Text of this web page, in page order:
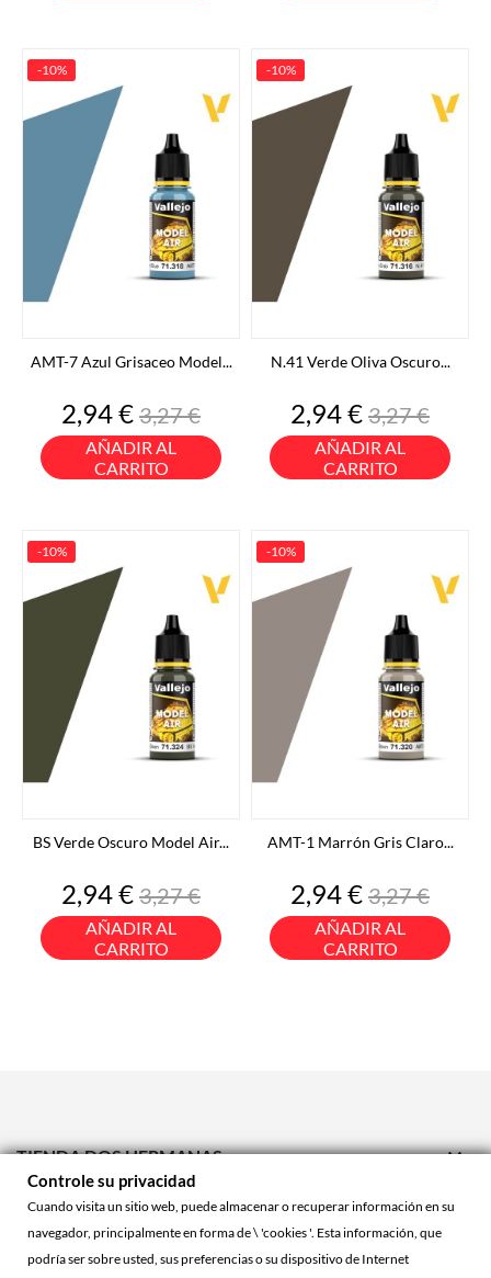
AMT-7 Azul Grisaceo Model...
Precio
2,94 €Precio
base
3,27 €
AÑADIR AL
CARRITO
-10%
N.41 Verde Oliva Oscuro...
Precio
2,94 €Precio
base
3,27 €
AÑADIR AL
CARRITO
-10%
BS Verde Oscuro Model Air...
Precio
2,94 €Precio
base
3,27 €
AÑADIR AL
CARRITO
-10%
AMT-1 Marrón Gris Claro...
Precio
2,94 €Precio
base
3,27 €
AÑADIR AL
CARRITO
-10%
TIENDA DOS HERMANAS 
TIENDA ONLINE 
ACCOUNT
Controle su privacidad
Cuando visita un sitio web, puede almacenar o recuperar información en su
navegador, principalmente en forma de \ 'cookies '. Esta información, que
podría ser sobre usted, sus preferencias o su dispositivo de Internet